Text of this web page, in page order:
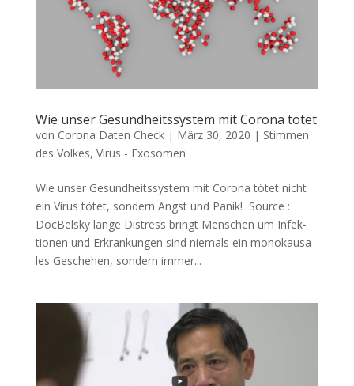
Wie unser Gesundheitssystem mit Corona tötet
von Corona Daten Check| März 30, 2020 | Stimmen
des Volkes, Virus - Exosomen
Wie unser Gesundheitssystem mit Corona tötet nicht
ein Virus tötet, son­dern Angst und Panik! Source :
DocBelsky lan­ge Dis­tress bringt Men­schen um Infek­
tio­nen und Erkran­kun­gen sind nie­mals ein mono­kau­sa­
les Gesche­hen, son­dern immer...